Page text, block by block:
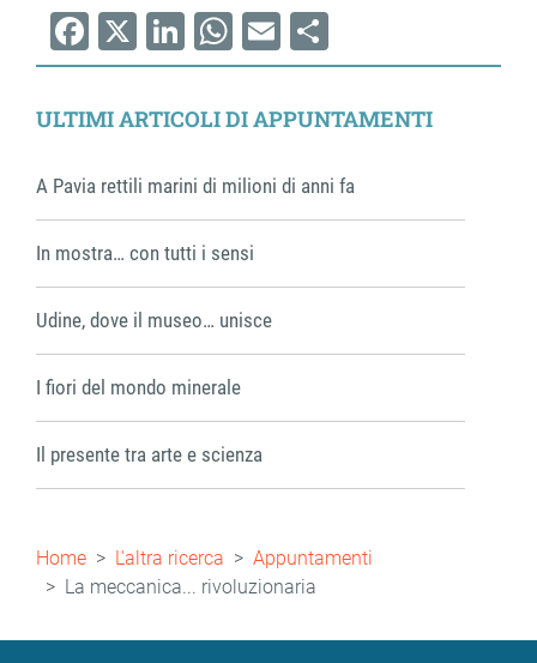
Facebook
X LinkedIn
WhatsApp
EmailShare
ULTIMI ARTICOLI DI APPUNTAMENTI
A Pavia rettili marini di milioni di anni fa
In mostra… con tutti i sensi
Udine, dove il museo… unisce
I fiori del mondo minerale
Il presente tra arte e scienza
Briciole
di
pane
Home L'altra ricerca
Appuntamenti
La meccanica... rivoluzionaria